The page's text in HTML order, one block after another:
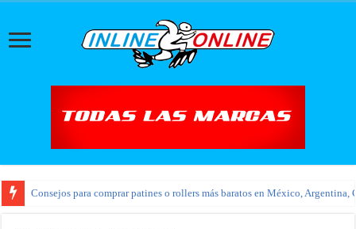
Consejos para comprar patines o rollers más baratos en México, Argentina,